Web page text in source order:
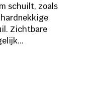
schuilt, zoals
Zichtbare